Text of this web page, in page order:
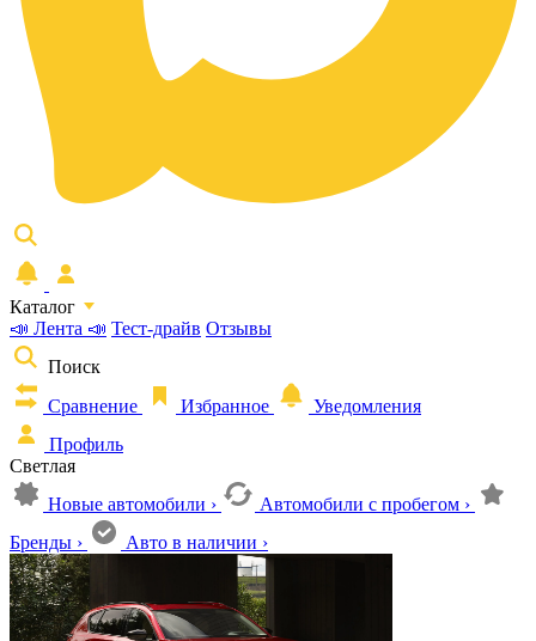
Каталог
📣 Лента 📣 Тест-драйв Отзывы
Поиск
Сравнение
Избранное
Уведомления
Профиль
Светлая
Новые автомобили › Автомобили с пробегом ›
Бренды › Авто в наличии ›